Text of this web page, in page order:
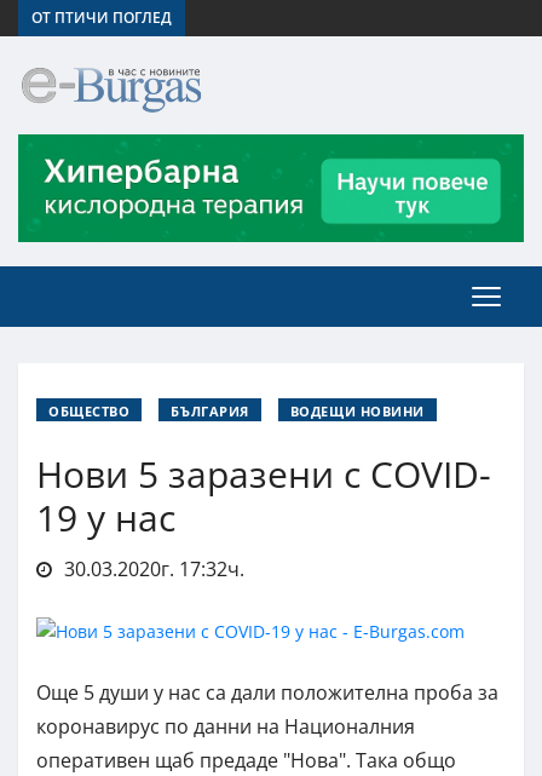
ОТ ПТИЧИ ПОГЛЕД
ОБЩЕСТВО БЪЛГАРИЯ ВОДЕЩИ НОВИНИ
Нови 5 заразени с COVID-
19 у нас
30.03.2020г. 17:32ч.
Още 5 души у нас са дали положителна проба за
коронавирус по данни на Националния
оперативен щаб предаде "Нова". Така общо